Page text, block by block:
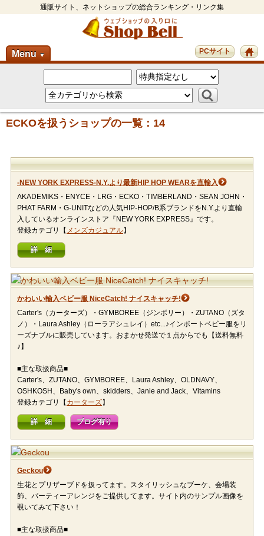
通販サイト、ネットショップの総合ランキング・リンク集
Menu ▼ PCサイト
ECKOを扱うショップの一覧：14
-NEW YORK EXPRESS-N.Y.より最新HIP HOP WEARを直輸入
AKADEMIKS・ENYCE・LRG・ECKO・TIMBERLAND・SEAN JOHN・
PHAT FARM・G-UNITなどの人気HIP-HOP/B系ブランドをN.Y.より直輸
入しているオンラインストア『NEW YORK EXPRESS』です。
登録カテゴリ【 メンズカジュアル】
詳 細
かわいい輸入ベビー服 NiceCatch! ナイスキャッチ!
Carter's（カーターズ）・GYMBOREE（ジンボリー）・ZUTANO（ズタ
ノ）・Laura Ashley（ローラアシュレイ）etc...♪インポートベビー服をリ
ーズナブルに販売しています。おまかせ発送で１点からでも【送料無料
♪】
■主な取扱商品■
Carter's、ZUTANO、GYMBOREE、Laura Ashley、OLDNAVY、
OSHKOSH、Baby's own、skidders、Janie and Jack、Vitamins
登録カテゴリ【 カーターズ】
詳 細 ブログ有り
Geckou
生花とプリザーブドを扱ってます。スタイリッシュなブーケ、会場装
飾、パーティーアレンジをご提供してます。サイト内のサンプル画像を
覗いてみて下さい！
■主な取扱商品■